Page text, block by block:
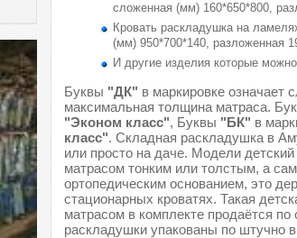
сложенная (мм) 160*650*800,
Кровать раскладушка на
(мм) 950*700*140, разложенная
И другие изделия которые
Буквы "ДК" в маркировке означает
максимальная толщина матраса.
"Эконом класс", Буквы "БК" в
класс". Складная раскладушка в
или просто на даче. Модели
матрасом тонким или толстым, а
ортопедическим основанием, это
стационарных кроватях. Такая
матрасом в комплекте продаётся
раскладушки упакованы по штучно в